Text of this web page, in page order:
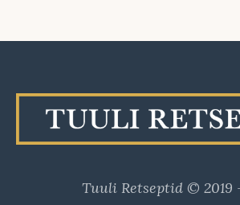
Tuuli Retseptid © 2019